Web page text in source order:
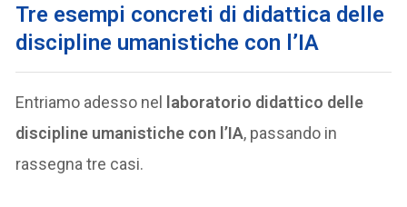
Tre esempi concreti di didattica delle
discipline umanistiche con l’IA
Entriamo adesso nel laboratorio didattico delle
discipline umanistiche con l’IA, passando in
rassegna tre casi.